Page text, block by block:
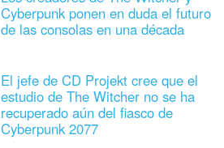
Cyberpunk ponen en duda el futuro
de las consolas en una década
El jefe de CD Projekt cree que el
estudio de The Witcher no se ha
recuperado aún del fiasco de
Cyberpunk 2077